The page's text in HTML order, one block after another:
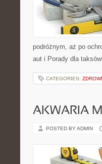
podróżnym, aż po
aut i Porady dla
CATEGORIES:
AKWARIA
POSTED BY ADMIN